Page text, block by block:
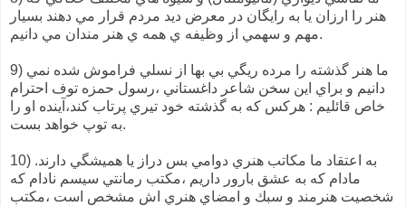
هنر را ارزان يا به رايگان در معرض ديد مردم قرار مي دهند بسيار
مهم و سهمي از وظيفه ي همه ي هنر مندان مي دانيم.
9) ما هنر گذشته را مرده ريگي بي بها از نسلي فراموش شده نمي
دانيم و براي اين سخن شاعر داغستاني ،رسول حمزه توف احترام
خاص قائليم : هركس كه به گذشته خود تيري پرتاب كند،آينده او را
به توپ خواهد بست.
10) به اعتقاد ما مكاتب هنري دوامي بس دراز يا هميشگي دارند.
مادام كه به عشق بارور داريم ،مكتب رمانتي سيسم نادام كه
شخصيت هنرمند و سبك و امضاي هنري اش مشخص است ،مكتب